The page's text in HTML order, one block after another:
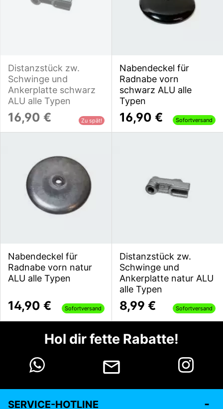
Distanzstück zw.
Schwinge und
Ankerplatte schwarz
ALU alle Typen
16,90 € Zu spät!
Nabendeckel für
Radnabe vorn
schwarz ALU alle
Typen
16,90 € Sofortversand
Nabendeckel für
Radnabe vorn natur
ALU alle Typen
14,90 € Sofortversand
Distanzstück zw.
Schwinge und
Ankerplatte natur ALU
alle Typen
8,99 € Sofortversand
Hol dir fette Rabatte!
SERVICE-HOTLINE